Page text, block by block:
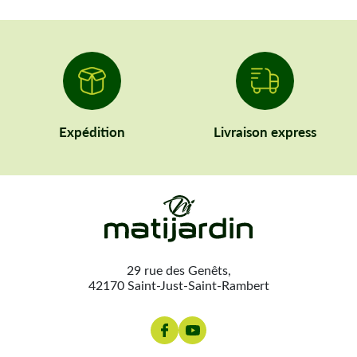
l'accessoire.
Compatibilité universelle :
Nos modèles sont conçus
pour s'adapter à la majorité des débroussailleuses du
marché, garantissant une installation simple et rapide.
Matijardin
Le débroussaillage demande une préparation rigoureuse. Outre
la protection de vos plantations, pensez à votre propre sécurité
en consultant nos rubriques dédiées aux protections physiques
(EPI) et aux carters de protection.
meilleurs délais. Profitez de notre logistique réactive :
commande validée avant 13h est expédiée le soir même
Expédition Livraison express
29 rue des Genêts,
42170 Saint-Just-Saint-Rambert